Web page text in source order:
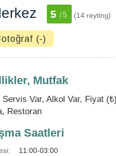
5 /5 (14 reyting)
(-)
Mutfak
Servis Var, Alkol Var, Fiyat
, Restoran
Saatleri
11:00-03:00